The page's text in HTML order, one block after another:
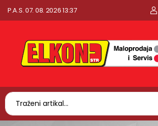
P.A.S. 07. 08. 2026 13:37